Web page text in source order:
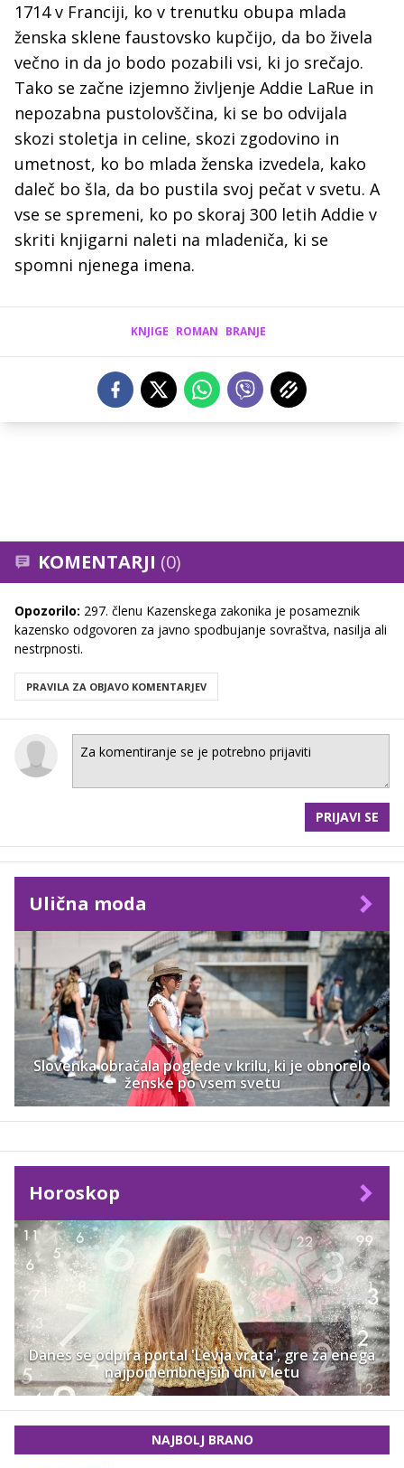
1714 v Franciji, ko v trenutku obupa mlada
ženska sklene faustovsko kupčijo, da bo živela
večno in da jo bodo pozabili vsi, ki jo srečajo.
Tako se začne izjemno življenje Addie LaRue in
nepozabna pustolovščina, ki se bo odvijala
skozi stoletja in celine, skozi zgodovino in
umetnost, ko bo mlada ženska izvedela, kako
daleč bo šla, da bo pustila svoj pečat v svetu. A
vse se spremeni, ko po skoraj 300 letih Addie v
skriti knjigarni naleti na mladeniča, ki se
spomni njenega imena.
KNJIGE ROMAN BRANJE
KOMENTARJI (0)
Opozorilo: 297. členu Kazenskega zakonika je posameznik
kazensko odgovoren za javno spodbujanje sovraštva, nasilja ali
nestrpnosti.
PRAVILA ZA OBJAVO KOMENTARJEV
PRIJAVI SE
Ulična moda
Slovenka obračala poglede v krilu, ki je obnorelo
ženske po vsem svetu
Horoskop
Danes se odpira portal 'Levja vrata', gre za enega
najpomembnejših dni v letu
NAJBOLJ BRANO